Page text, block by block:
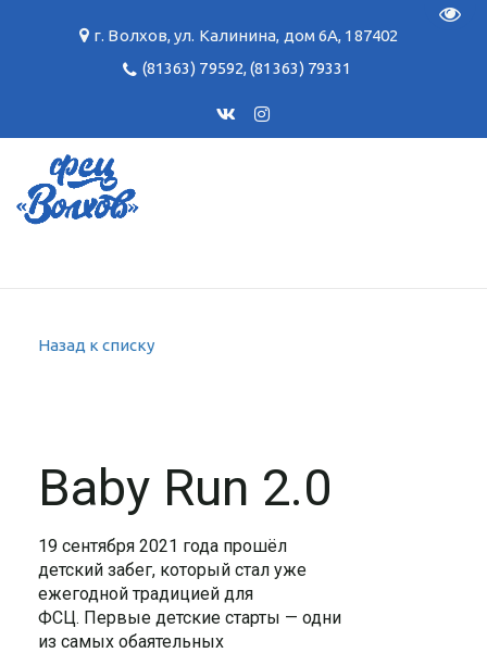
г. Волхов,ул. Калинина, дом 6А, 187402
(81363) 79592,(81363) 79331
Назад к списку
Baby Run 2.0
19 сентября 2021 года прошёл
детский забег, который стал уже
ежегодной традицией для
ФСЦ. Первые детские старты — одни
из самых обаятельных